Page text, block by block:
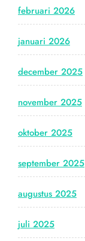
februari 2026
januari 2026
december 2025
november 2025
oktober 2025
september 2025
augustus 2025
juli 2025